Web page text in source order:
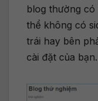
blog thường có
thể không có
trái hay bên
cài đặt của bạn.